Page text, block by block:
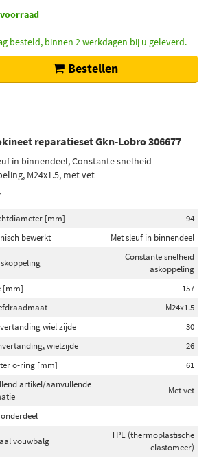
besteld, binnen 2 werkdagen bij u geleverd.
Bestellen
reparatieset Gkn-Lobro 306677
in binnendeel, Constante snelheid
M24x1.5, met vet
[mm]
94
bewerkt
Met sleuf in binnendeel
Constante snelheid
askoppeling
[mm]
157
M24x1.5
wiel zijde
30
wielzijde
26
o-ring [mm]
61
artikel/aanvullende
Met vet
vouwbalg
TPE (thermoplastische
elastomeer)